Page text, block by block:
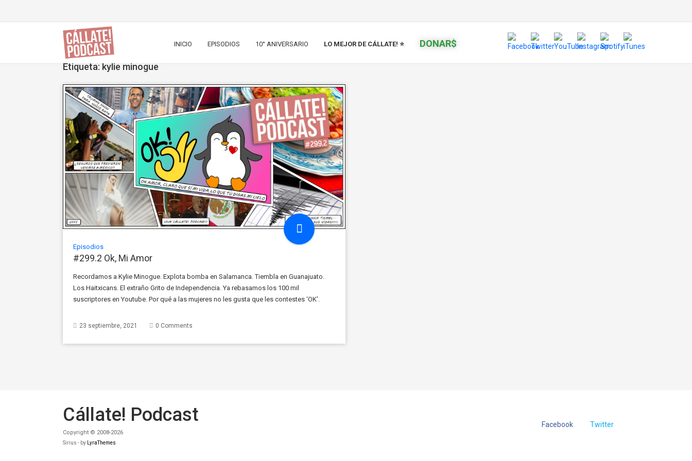
INICIO EPISODIOS 10° ANIVERSARIO LO MEJOR DE CÁLLATE! ⭐ DONAR$
Etiqueta: kylie minogue
Episodios
#299.2 Ok, Mi Amor
Recordamos a Kylie Minogue. Explota bomba en Salamanca. Tiembla en Guanajuato.
Los Haitxicans. El extraño Grito de Independencia. Ya rebasamos los 100 mil
suscriptores en Youtube. Por qué a las mujeres no les gusta que les contestes ‘OK’.
23 septiembre, 2021 0 Comments
Facebook Twitter
Cállate! Podcast
Copyright © 2008-2026
Sirius - by LyraThemes